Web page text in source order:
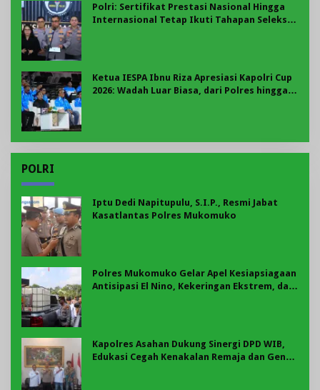
Polri: Sertifikat Prestasi Nasional Hingga
Internasional Tetap Ikuti Tahapan Seleksi
Ketua IESPA Ibnu Riza Apresiasi Kapolri Cup
2026: Wadah Luar Biasa, dari Polres hingga
POLRI
Iptu Dedi Napitupulu, S.I.P., Resmi Jabat
Kasatlantas Polres Mukomuko
Polres Mukomuko Gelar Apel Kesiapsiagaan
Antisipasi El Nino, Kekeringan Ekstrem, dan
Kapolres Asahan Dukung Sinergi DPD WIB,
Edukasi Cegah Kenakalan Remaja dan Geng